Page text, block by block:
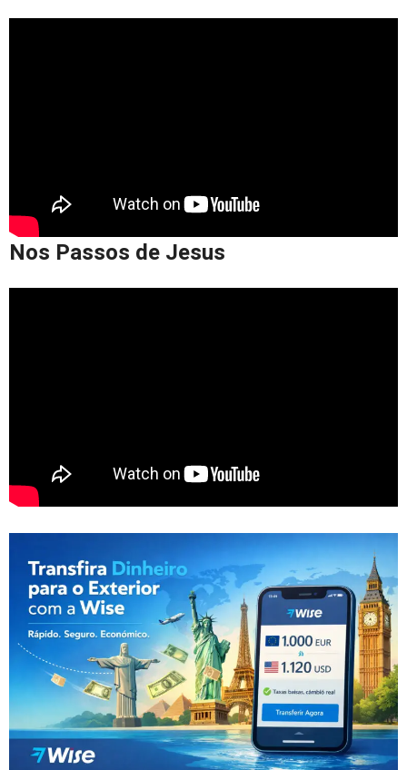
Nos Passos de Jesus